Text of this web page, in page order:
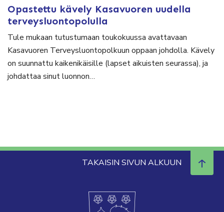
Opastettu kävely Kasavuoren uudella
terveysluontopolulla
Tule mukaan tutustumaan toukokuussa avattavaan
Kasavuoren Terveysluontopolkuun oppaan johdolla. Kävely
on suunnattu kaikenikäisille (lapset aikuisten seurassa), ja
johdattaa sinut luonnon…
TAKAISIN SIVUN ALKUUN